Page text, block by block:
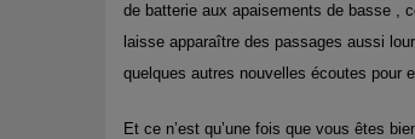
de batterie aux apaisements de basse ,
laisse apparaître des passages aussi
quelques autres nouvelles écoutes pour
Et ce n’est qu’une fois que vous êtes